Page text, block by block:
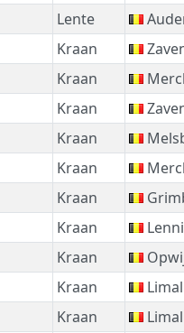
Lente
Kraan
Kraan
Kraan
Kraan
Kraan
Kraan
Kraan
Kraan
Kraan Limal
Kraan Limal